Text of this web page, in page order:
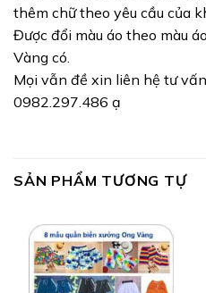
thêm chữ theo yêu cầu của
Được đổi màu áo theo màu
Vàng có.
Mọi vẫn đề xin liên hệ tư
0982.297.486 ạ
SẢN PHẨM TƯƠNG TỰ